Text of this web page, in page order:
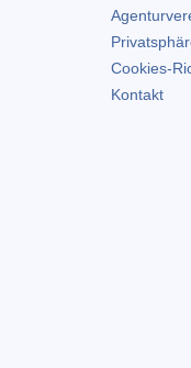
Cookies-
Kontakt